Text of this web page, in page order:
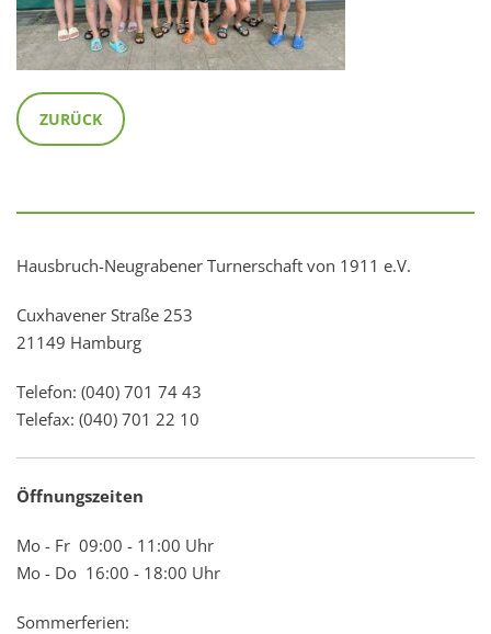
ZURÜCK
Hausbruch-Neugrabener Turnerschaft von 1911 e.V.
Cuxhavener Straße 253
21149 Hamburg
Telefon: (040) 701 74 43
Telefax: (040) 701 22 10
Öffnungszeiten
Mo - Fr 09:00 - 11:00 Uhr
Mo - Do 16:00 - 18:00 Uhr
Sommerferien: